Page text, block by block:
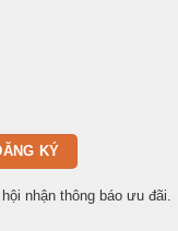
nhận thông báo ưu đãi.